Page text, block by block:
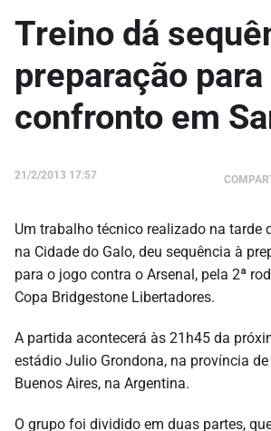
Treino dá
preparação para
confronto em
21/2/2013 17:57
Um trabalho técnico realizado na tarde
na Cidade do Galo, deu sequência à
para o jogo contra o Arsenal, pela 2ª
Copa Bridgestone Libertadores.
A partida acontecerá às 21h45 da
estádio Julio Grondona, na província de
Buenos Aires, na Argentina.
O grupo foi dividido em duas partes,